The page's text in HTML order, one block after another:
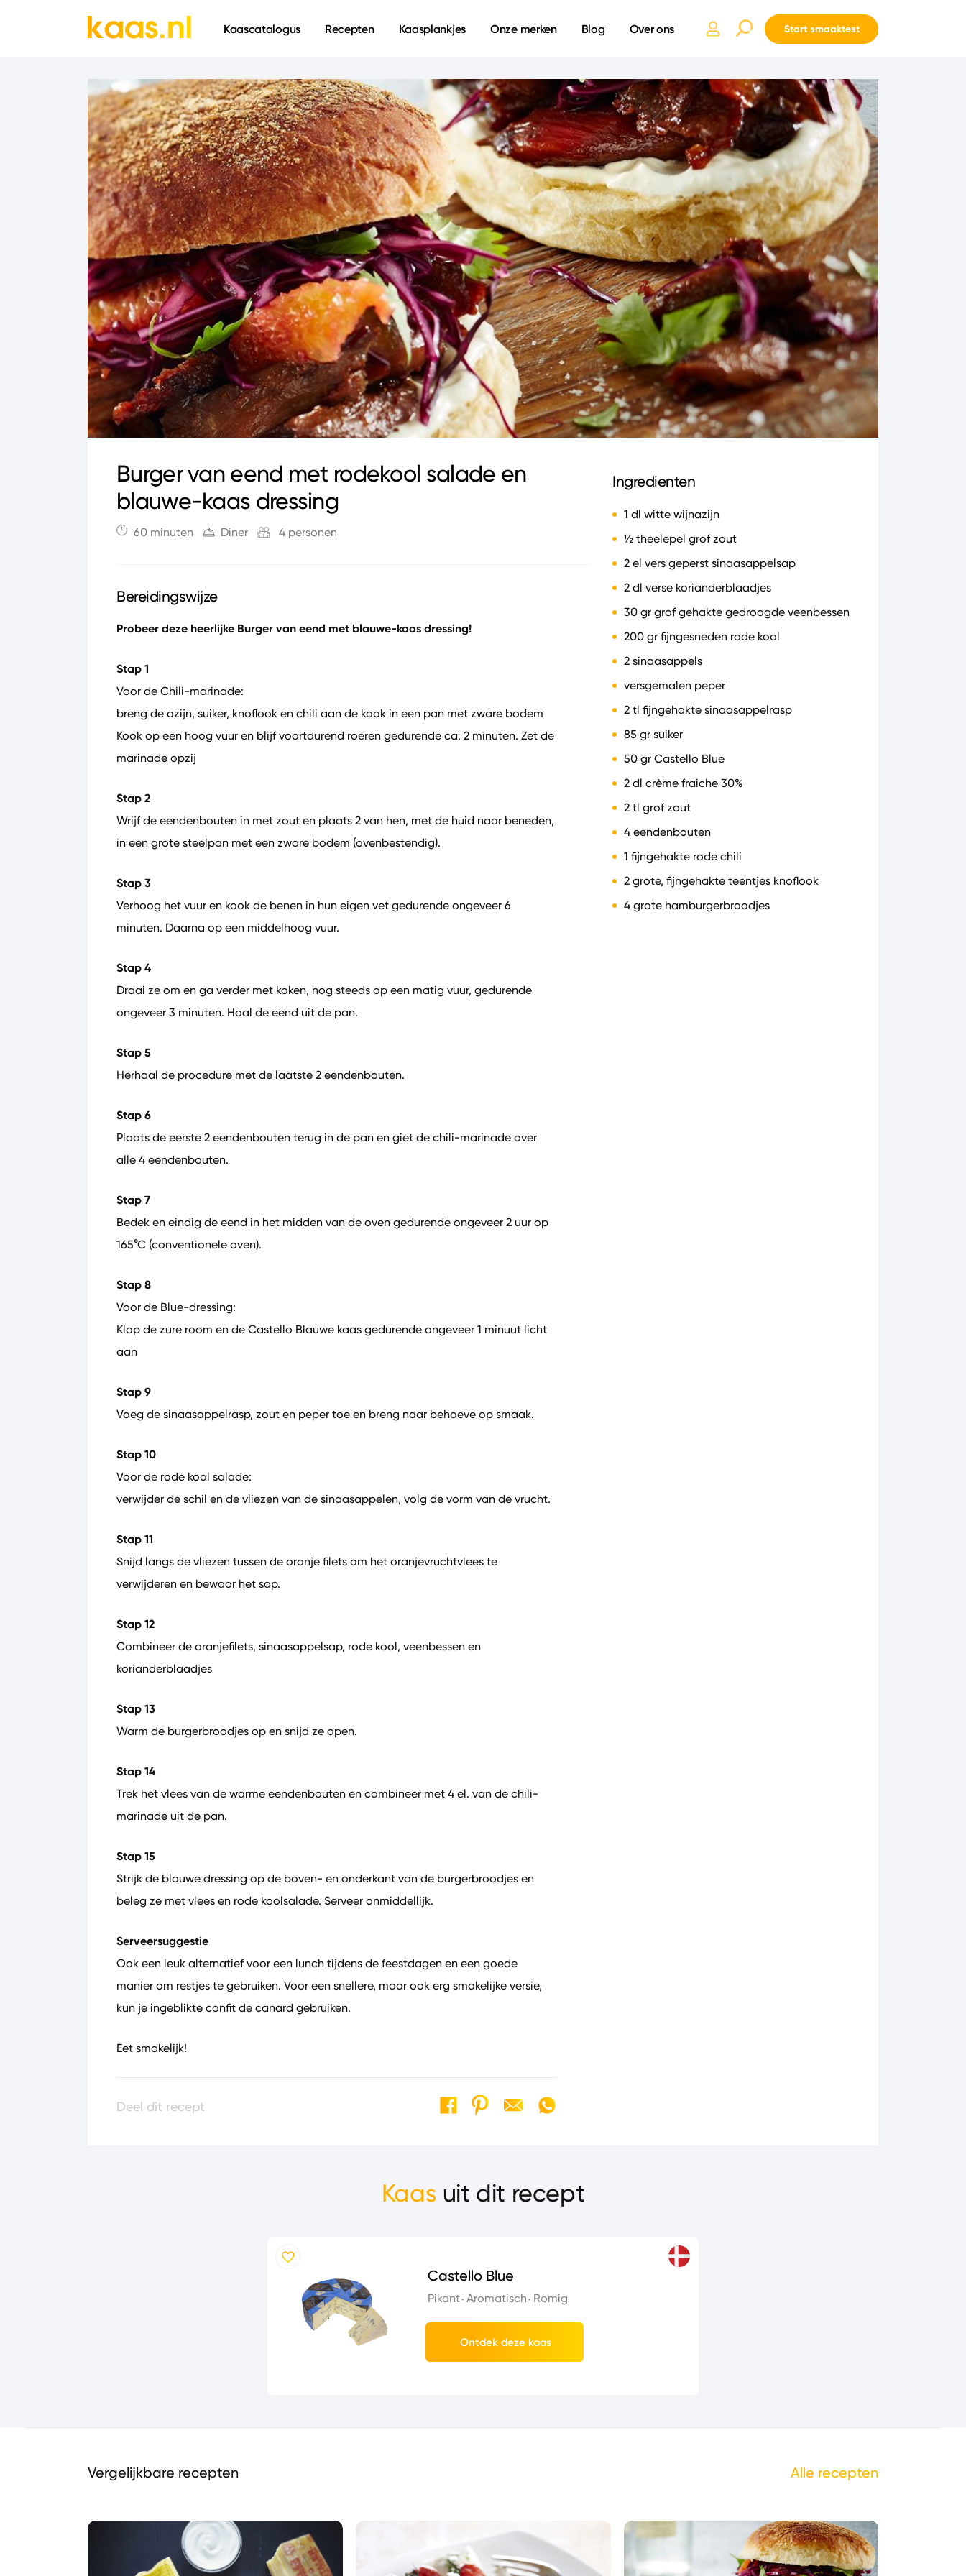
Kaascatalogus Recepten Kaasplankjes Onze merken Blog Over ons Start smaaktest
Burger van eend met rodekool salade en
blauwe-kaas dressing
60 minuten Diner 4 personen
Ingredienten
1 dl witte wijnazijn
½ theelepel grof zout
2 el vers geperst sinaasappelsap
2 dl verse korianderblaadjes
30 gr grof gehakte gedroogde veenbessen
200 gr fijngesneden rode kool
2 sinaasappels
versgemalen peper
2 tl fijngehakte sinaasappelrasp
85 gr suiker
50 gr Castello Blue
2 dl crème fraiche 30%
2 tl grof zout
4 eendenbouten
1 fijngehakte rode chili
2 grote, fijngehakte teentjes knoflook
4 grote hamburgerbroodjes
Bereidingswijze
Probeer deze heerlijke Burger van eend met blauwe-kaas dressing!
Stap 1
Voor de Chili-marinade:
breng de azijn, suiker, knoflook en chili aan de kook in een pan met zware bodem
Kook op een hoog vuur en blijf voortdurend roeren gedurende ca. 2 minuten. Zet de
marinade opzij
Stap 2
Wrijf de eendenbouten in met zout en plaats 2 van hen, met de huid naar beneden,
in een grote steelpan met een zware bodem (ovenbestendig).
Stap 3
Verhoog het vuur en kook de benen in hun eigen vet gedurende ongeveer 6
minuten. Daarna op een middelhoog vuur.
Stap 4
Draai ze om en ga verder met koken, nog steeds op een matig vuur, gedurende
ongeveer 3 minuten. Haal de eend uit de pan.
Stap 5
Herhaal de procedure met de laatste 2 eendenbouten.
Stap 6
Plaats de eerste 2 eendenbouten terug in de pan en giet de chili-marinade over
alle 4 eendenbouten.
Stap 7
Bedek en eindig de eend in het midden van de oven gedurende ongeveer 2 uur op
165°C (conventionele oven).
Stap 8
Voor de Blue-dressing:
Klop de zure room en de Castello Blauwe kaas gedurende ongeveer 1 minuut licht
aan
Stap 9
Voeg de sinaasappelrasp, zout en peper toe en breng naar behoeve op smaak.
Stap 10
Voor de rode kool salade:
verwijder de schil en de vliezen van de sinaasappelen, volg de vorm van de vrucht.
Stap 11
Snijd langs de vliezen tussen de oranje filets om het oranjevruchtvlees te
verwijderen en bewaar het sap.
Stap 12
Combineer de oranjefilets, sinaasappelsap, rode kool, veenbessen en
korianderblaadjes
Stap 13
Warm de burgerbroodjes op en snijd ze open.
Stap 14
Trek het vlees van de warme eendenbouten en combineer met 4 el. van de chili-
marinade uit de pan.
Stap 15
Strijk de blauwe dressing op de boven- en onderkant van de burgerbroodjes en
beleg ze met vlees en rode koolsalade. Serveer onmiddellijk.
Serveersuggestie
Ook een leuk alternatief voor een lunch tijdens de feestdagen en een goede
manier om restjes te gebruiken. Voor een snellere, maar ook erg smakelijke versie,
kun je ingeblikte confit de canard gebruiken.
Eet smakelijk!
Deel dit recept
Kaas uit dit recept
Castello Blue
Pikant Aromatisch Romig
Ontdek deze kaas
Vergelijkbare recepten Alle recepten